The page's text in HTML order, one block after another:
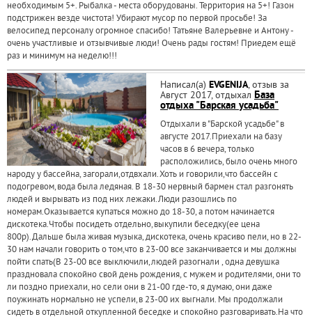
необходимым 5+. Рыбалка - места оборудованы. Территория на 5+! Газон
подстрижен везде чистота! Убирают мусор по первой просьбе! За
велосипед персоналу огромное спасибо! Татьяне Валерьевне и Антону -
очень участливые и отзывчивые люди! Очень рады гостям! Приедем ещё
раз и минимум на неделю!!!
Написал(а) EVGENIJA, отзыв за
Август 2017, отдыхал База
отдыха "Барская усадьба"
Отдыхали в "Барской усадьбе" в
августе 2017.Приехали на базу
часов в 6 вечера, только
расположились, было очень много
народу у бассейна, загорали,отдвхали.Хоть и говорили,что бассейн с
подогревом,вода была ледяная. В 18-30 нервный бармен стал разгонять
людей и вырывать из под них лежаки.Люди разошлись по
номерам.Оказывается купаться можно до 18-30, а потом начинается
дискотека.Чтобы посидеть отдельно,выкупили беседку(ее цена
800р).Дальше была живая музыка, дискотека, очень красиво пели, но в 22-
30 нам начали говорить о том,что в 23-00 все заканчивается и мы должны
пойти спать(В 23-00 все выключили,людей разогнали , одна девушка
праздновала спокойно свой день рождения, с мужем и родителями, они то
ли поздно приехали, но сели они в 21-00 где-то, я думаю, они даже
поужинать нормально не успели,в 23-00 их выгнали. Мы продолжали
сидеть в отдельной откупленной беседке и спокойно разговаривать.На что